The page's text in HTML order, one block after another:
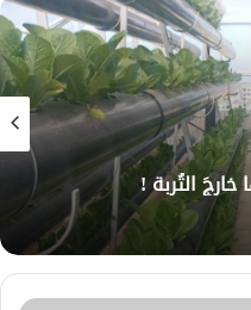
التُربة !